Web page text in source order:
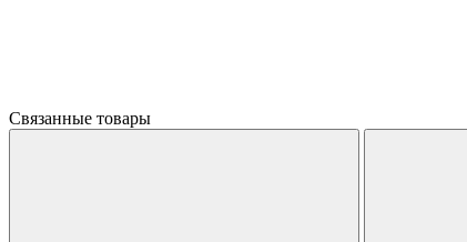
Связанные товары